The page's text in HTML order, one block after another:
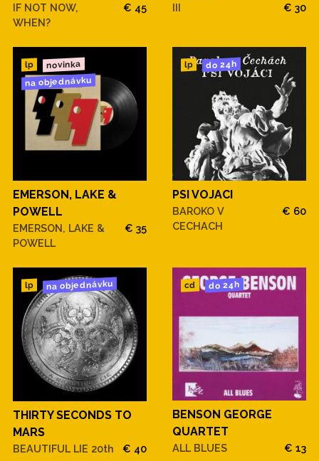
IF NOT NOW,
WHEN?
€ 45 III € 30
lp novinka
na objednávku
EMERSON, LAKE &
POWELL
EMERSON, LAKE &
POWELL
€ 35
lp do 24h
PSI VOJACI
BAROKO V
CECHACH
€ 60
lp na objednávku
THIRTY SECONDS TO
MARS
BEAUTIFUL LIE 20th € 40
cd do 24h
BENSON GEORGE
QUARTET
ALL BLUES € 13